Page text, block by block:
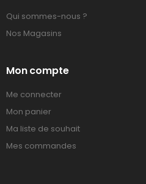
Qui sommes-nous ?
Nos Magasins
Mon compte
Me connecter
Mon panier
Ma liste de souhait
Mes commandes